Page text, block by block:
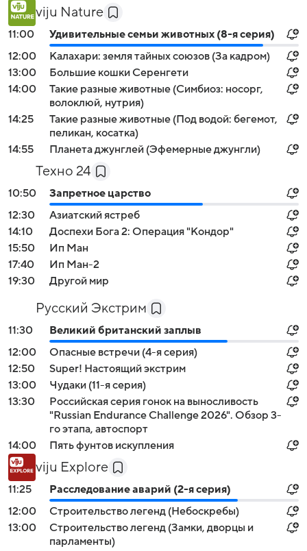
viju Nature
11:00
Удивительные семьи животных (8-я серия)
12:00
Калахари: земля тайных союзов (За кадром)
13:00
Большие кошки Серенгети
14:00
Такие разные животные (Симбиоз: носорг,
волоклюй, нутрия)
14:25
Такие разные животные (Под водой: бегемот,
пеликан, косатка)
14:55
Планета джунглей (Эфемерные джунгли)
Техно 24
10:50
Запретное царство
12:30
Азиатский ястреб
14:10
Доспехи Бога 2: Операция "Кондор"
15:50
Ип Ман
17:40
Ип Ман-2
19:30
Другой мир
Русский Экстрим
11:30
Великий британский заплыв
12:00
Опасные встречи (4-я серия)
12:50
Super! Настоящий экстрим
13:00
Чудаки (11-я серия)
13:30
Российская серия гонок на выносливость
"Russian Endurance Challenge 2026". Обзор 3-
го этапа, автоспорт
14:00
Пять фунтов искупления
viju Explore
11:25
Расследование аварий (2-я серия)
12:00
Строительство легенд (Небоскребы)
13:00
Строительство легенд (Замки, дворцы и
парламенты)